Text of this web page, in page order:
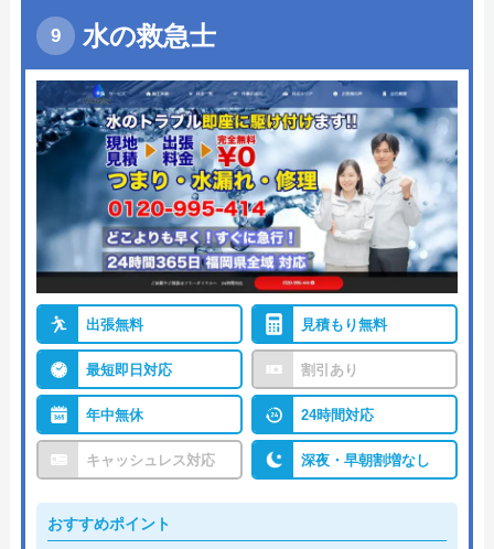
水の救急士
出張無料 見積もり無料
最短即日対応 割引あり
年中無休 24時間対応
キャッシュレス対応 深夜・早朝割増なし
おすすめポイント